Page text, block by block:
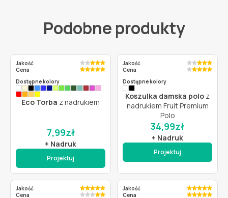
Podobne produkty
Jakość
Cena
Dostępne kolory
Eco Torba z nadrukiem
7,99zł
+ Nadruk
Projektuj
Jakość
Cena
Dostępne kolory
Koszulka damska polo z
nadrukiem Fruit Premium
Polo
34,99zł
+ Nadruk
Projektuj
Jakość
Cena
Jakość
Cena